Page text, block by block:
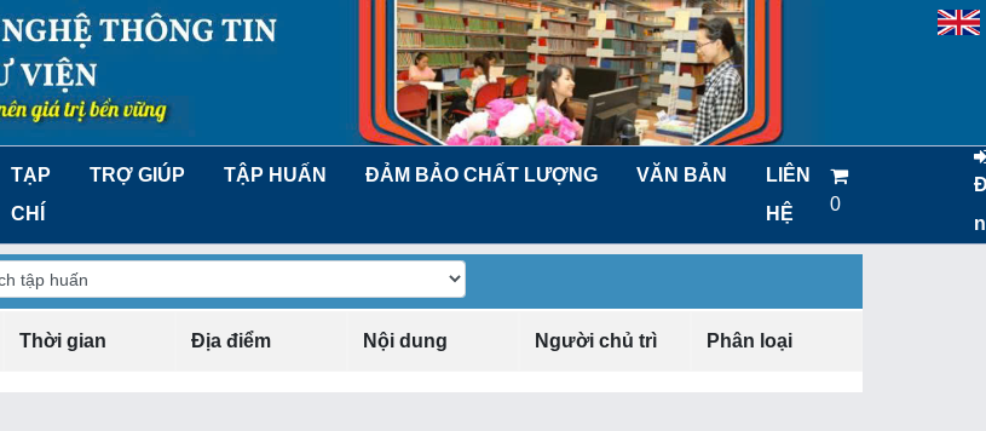
TẠP
CHÍ
TRỢ GIÚP TẬP HUẤN ĐẢM BẢO CHẤT LƯỢNG VĂN BẢN
LIÊN
HỆ
0
Thời gian Địa điểm Nội dung Người chủ trì Phân loại